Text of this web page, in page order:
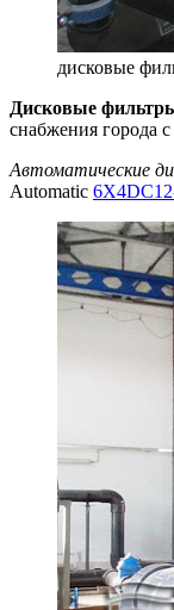
дисковые
Дисковые
снабжения города
Автоматические
Automatic